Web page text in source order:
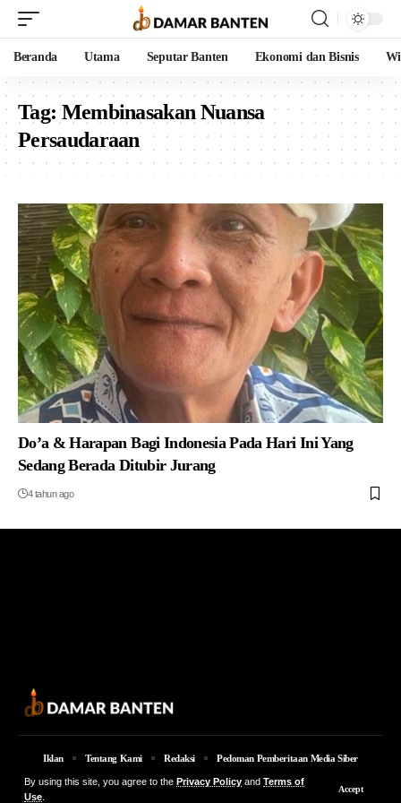
By using this site, you agree to the Privacy Policy and Terms of
Use
Accept
Beranda Utama Seputar Banten Ekonomi dan Bisnis
Tag:Membinasakan Nuansa
Persaudaraan
Do’a & Harapan Bagi Indonesia Pada Hari Ini Yang
Sedang Berada Ditubir Jurang
4 tahun ago
© 2026 Damar Banten | PT. MEDIA DAMAR BANTEN Jalan Jakarta KM 5,
Iklan Tentang Kami Redaksi Pedoman Pemberitaan Media Siber